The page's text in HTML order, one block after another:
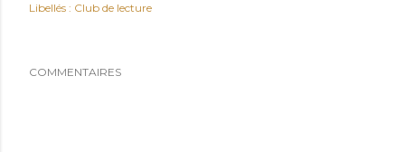
Libellés : Club de lecture
COMMENTAIRES